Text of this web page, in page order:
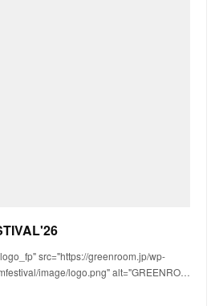
src="https://greenroom.jp/wp-
image/logo.png" alt="GREENRO…